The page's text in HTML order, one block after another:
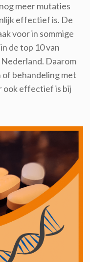
meer mutaties
effectief is. De
voor in sommige
de top 10 van
Daarom
of behandeling met
ook effectief is bij